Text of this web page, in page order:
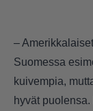
–
Suomessa
kuivempia,
hyvät